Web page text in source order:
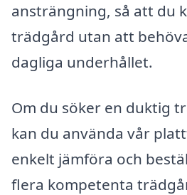
ansträngning, så att du
trädgård utan att
dagliga underhållet.
Om du söker en duktig
kan du använda vår
enkelt jämföra och
flera kompetenta